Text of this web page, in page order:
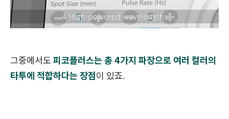
그중에서도 피코플러스는 총 4가지 파장으로 여러 컬러의
타투에 적합하다는 장점이 있죠.